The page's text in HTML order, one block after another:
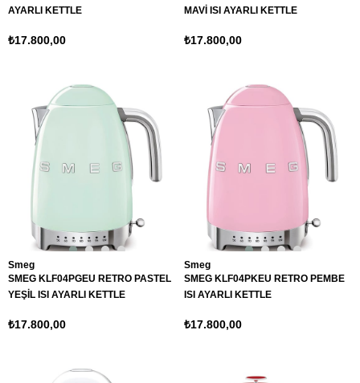
AYARLI KETTLE
₺17.800,00
MAVİ ISI AYARLI KETTLE
₺17.800,00
Smeg
SMEG KLF04PGEU RETRO PASTEL
YEŞİL ISI AYARLI KETTLE
₺17.800,00
Smeg
SMEG KLF04PKEU RETRO PEMBE
ISI AYARLI KETTLE
₺17.800,00